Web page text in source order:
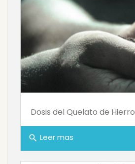
Dosis del Quelato de Hierro
search Leer mas